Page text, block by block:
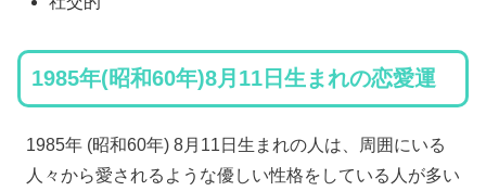
1985年(昭和60年)8月11日生まれの恋愛運
1985年 (昭和60年) 8月11日生まれの人は、周囲にいる
人々から愛されるような優しい性格をしている人が多い